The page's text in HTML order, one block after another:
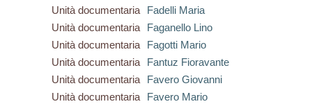
Unità documentaria
Fadelli Maria
Unità documentaria
Faganello Lino
Unità documentaria
Fagotti Mario
Unità documentaria
Fantuz Fioravante
Unità documentaria
Favero Giovanni
Unità documentaria
Favero Mario